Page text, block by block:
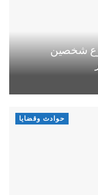
شخصين
حوادث وقضايا